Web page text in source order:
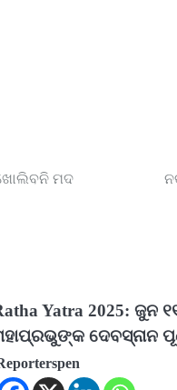
ଖୋଲିବନି ମଦ
Yatra 2025: ଜୁନ
ଦେବସ୍ନାନ